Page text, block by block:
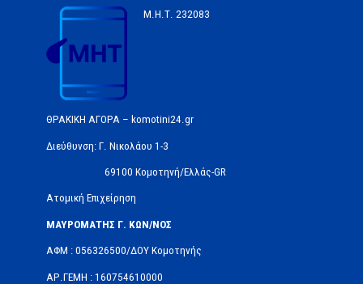
Μ.Η.Τ. 232083
ΘΡΑΚΙΚΗ ΑΓΟΡΑ – komotini24.gr
Διεύθυνση: Γ. Νικολάου 1-3
69100 Κομοτηνή/Ελλάς-GR
Ατομική Επιχείρηση
ΜΑΥΡΟΜΑΤΗΣ Γ. ΚΩΝ/ΝΟΣ
ΑΦΜ : 056326500/ΔOΥ Κομοτηνής
ΑΡ.ΓΕΜΗ : 160754610000